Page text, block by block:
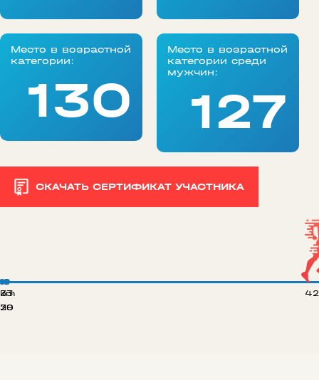
Место в возрастной
категории:
130
Место в возрастной
категории среди
мужчин:
127
СКАЧАТЬ СЕРТИФИКАТ УЧАСТНИКА
20
33
39